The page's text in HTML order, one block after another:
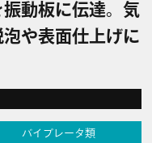
動板に伝達。気
や表面仕上げに
バイブレータ類